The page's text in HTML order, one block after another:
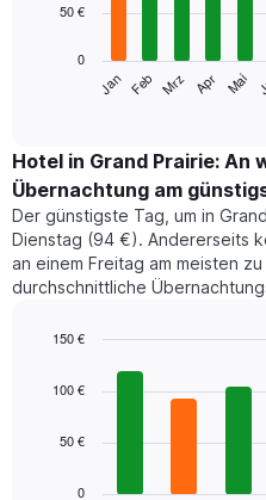
bars.
folgende
den
durchschnittlichen
Zimmerpreis
im
jeweiligen
Monat
an.
Diagramm
die
Jan Feb Mrz Apr Mai
0
50 €
Hotel in Grand Prairie: An
Übernachtung am
Der günstigste Tag, um in
Dienstag (94 €). Andererseits
an einem Freitag am meisten
durchschnittliche
chart
bars.
0
50 €
100 €
150 €